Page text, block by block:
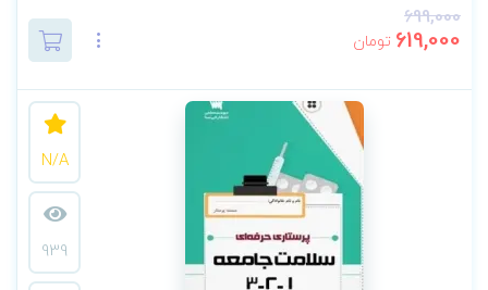
699,000
619,000 تومان
N/A
939